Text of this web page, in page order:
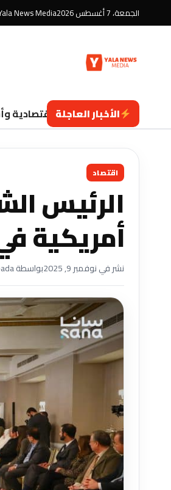
الجمعة، 7 أغسطس 2026 News Media
الأخبار العاجلة
تحديثات اقتصادية
اقتصاد
الرئيس
أمريكية
نشر في نوفمبر 9, 2025 بواسطة Obada